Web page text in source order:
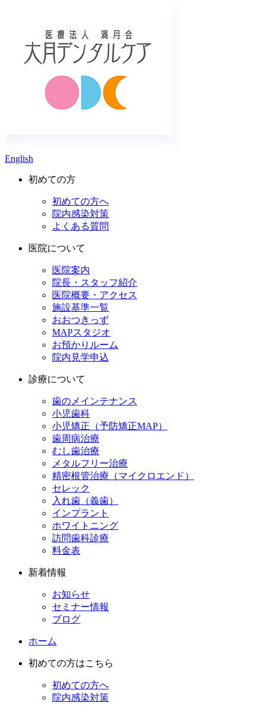
English
初めての方
初めての方へ
院内感染対策
よくある質問
医院について
医院案内
院長・スタッフ紹介
医院概要・アクセス
施設基準一覧
おおつきっず
MAPスタジオ
お預かりルーム
院内見学申込
診療について
歯のメインテナンス
小児歯科
小児矯正（予防矯正MAP）
歯周病治療
むし歯治療
メタルフリー治療
精密根管治療（マイクロエンド）
セレック
入れ歯（義歯）
インプラント
ホワイトニング
訪問歯科診療
料金表
新着情報
お知らせ
セミナー情報
ブログ
ホーム
初めての方はこちら
初めての方へ
院内感染対策